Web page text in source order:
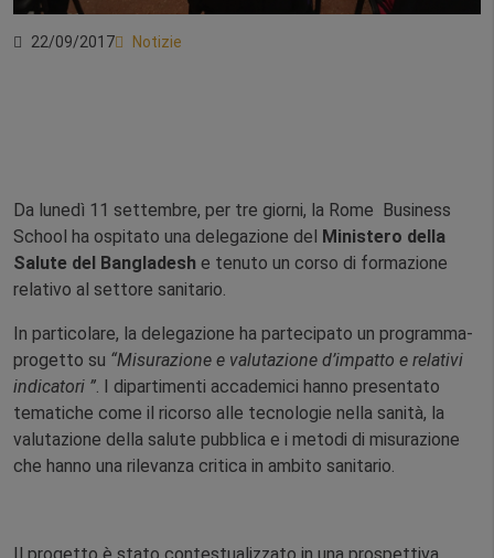
22/09/2017 Notizie
Da lunedì 11 settembre, per tre giorni, la Rome Business
School ha ospitato una delegazione del Ministero della
Salute del Bangladesh e tenuto un corso di formazione
relativo al settore sanitario.
In particolare, la delegazione ha partecipato un programma-
progetto su “Misurazione e valutazione d’impatto e relativi
indicatori ”. I dipartimenti accademici hanno presentato
tematiche come il ricorso alle tecnologie nella sanità, la
valutazione della salute pubblica e i metodi di misurazione
che hanno una rilevanza critica in ambito sanitario.